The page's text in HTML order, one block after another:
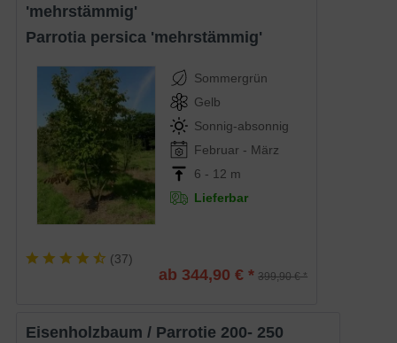
'mehrstämmig'
Parrotia persica 'mehrstämmig'
Sommergrün
Gelb
Sonnig-absonnig
Februar - März
6 - 12 m
Lieferbar
(37)
ab 344,90 € * 399,90 € *
Eisenholzbaum / Parrotie 200- 250